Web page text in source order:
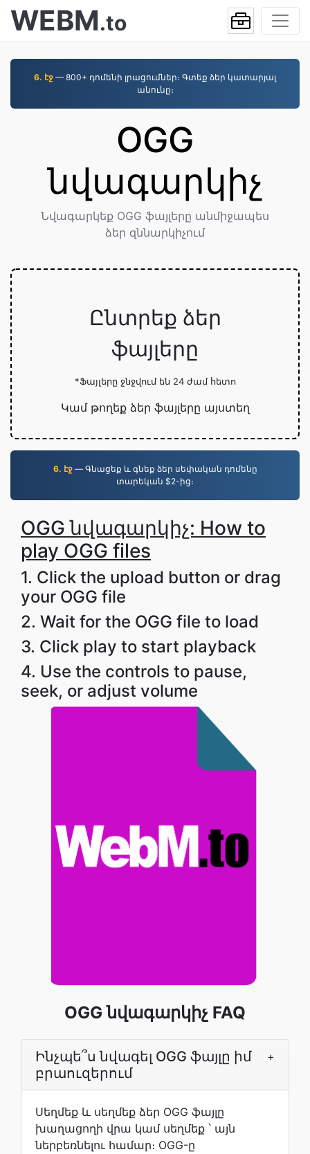
WEBM.to
6. էջ — 800+ դոմենի լրացումներ։ Գտեք ձեր կատարյալ
անունը։
OGG
նվագարկիչ
Նվագարկեք OGG ֆայլերը անմիջապես
ձեր զննարկիչում
Ընտրեք ձեր
ֆայլերը
*Ֆայլերը ջնջվում են 24 ժամ հետո
Կամ թողեք ձեր ֆայլերը այստեղ
6. էջ— Գնացեք և գնեք ձեր սեփական դոմենը
տարեկան $2-ից։
OGG նվագարկիչ: How to
play OGG files
1. Click the upload button or drag
your OGG file
2. Wait for the OGG file to load
3. Click play to start playback
4. Use the controls to pause,
seek, or adjust volume
OGG նվագարկիչ FAQ
Ինչպե՞ս նվագել OGG ֆայլը իմ
բրաուզերում
+
Սեղմեք և սեղմեք ձեր OGG ֆայլը
խաղացողի վրա կամ սեղմեք ՝ այն
ներբեռնելու համար։ OGG-ը